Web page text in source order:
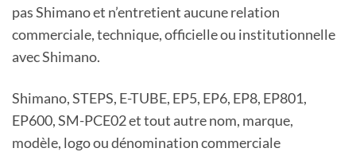
pas Shimano et n’entretient aucune relation
commerciale, technique, officielle ou institutionnelle
avec Shimano.
Shimano, STEPS, E-TUBE, EP5, EP6, EP8, EP801,
EP600, SM-PCE02 et tout autre nom, marque,
modèle, logo ou dénomination commerciale